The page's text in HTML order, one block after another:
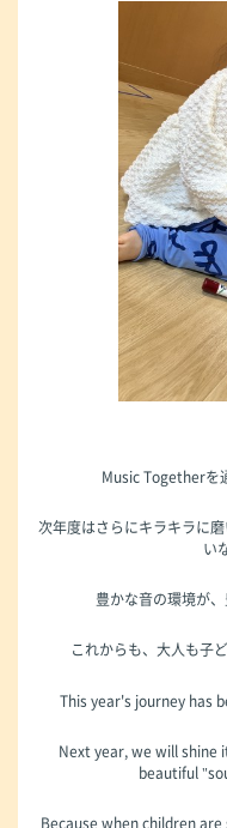
Music Togetherを
次年度はさらにキラキラに
い
豊かな音の環境が
これからも、大人も子
This year's journey has
Next year, we will shine
beautiful
Because when children